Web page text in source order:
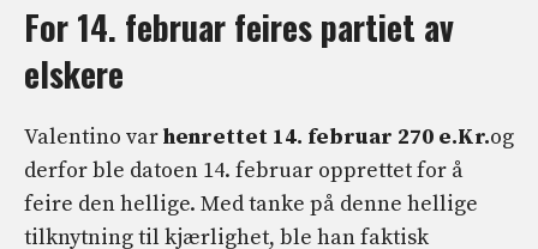
For 14. februar feires partiet av
elskere
Valentino varhenrettet 14. februar 270 e.Kr.og
derfor ble datoen 14. februar opprettet for å
feire den hellige. Med tanke på denne hellige
tilknytning til kjærlighet, ble han faktisk